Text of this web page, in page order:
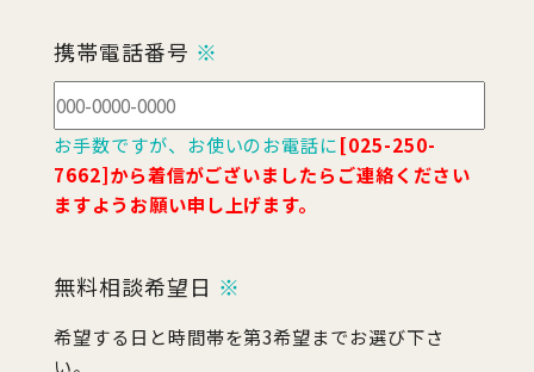
携帯電話番号 ※
お手数ですが、お使いのお電話に[025-250-
7662]から着信がございましたらご連絡ください
ますようお願い申し上げます。
無料相談希望日 ※
希望する日と時間帯を第3希望までお選び下さ
い。